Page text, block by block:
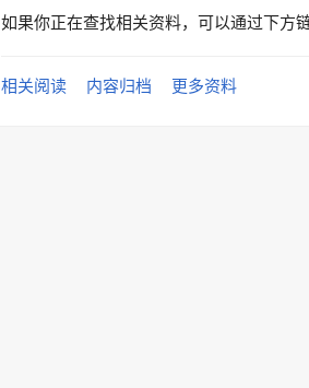
如果你正在查找相关资料，可以通过下方
相关阅读 内容归档 更多资料